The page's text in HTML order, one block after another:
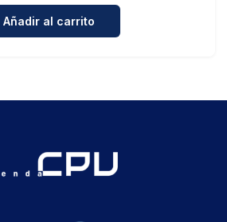
Cantidad para PNY CS1030
Añadir al carrito